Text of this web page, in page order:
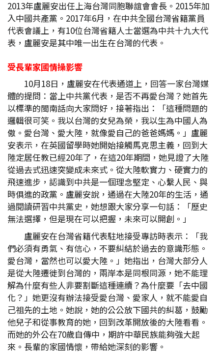
2013年盧麗安出任上海台灣同胞聯誼會會長。2015年加
入中國共產黨。2017年6月，在中共全國台灣省籍黨員
代表會議上，有10位台灣省籍人士當選為中共十九大代
表，盧麗安是其中唯一出生在台灣的代表。
受長輩家國情操影響
10月18日，盧麗安在代表通道上，回答一家台灣媒
體的提問：當上中共黨代表，是否不再愛台灣？她首先
以標準的閩南話向大家問好，接著指出：「這種問題的
邏輯很可笑。我以台灣的女兒為榮，我以生為中國人為
傲。愛台灣、愛大陸，就像愛自己的爸爸媽媽。」盧麗
安表示，在英國留學時她開始接觸馬克思主義，回到大
陸定居任教已經20年了，在這20年期間，她見證了大陸
從過去式迅速突變成未來式。從大陸軟實力、硬實力的
飛速進步，認識到中共是一個理念堅定、心繫人民、與
時俱進的政黨。盧麗安說，通過在大陸20年的生活，通
過閱讀研習中共黨史，她想跟大家分享一句話：「歷史
無法選擇，但是現在可以把握，未來可以開創。」
盧麗安在台灣省籍代表駐地接受專訪時表示：「我
們必須有勇氣、有信心，不要糾結於過去的意識形態。
愛台灣，當然也可以愛大陸。」她指出，台灣大部分人
是從大陸遷徙到台灣的，兩岸本是同根同源，她不能理
解為什麼有些人非要割斷這種連續？為什麼要「去中國
化？」她更沒有辦法接受愛台灣、愛家人，就不能愛自
己祖先的土地。她說，她的公公放下國共的糾葛，鼓勵
他兒子和從事教育的她，回到改革開放後的大陸看看。
而她的外公在70歲自傳中，期許中華民族能夠強大起
來。長輩的家國情懷，帶給她深刻的影響。